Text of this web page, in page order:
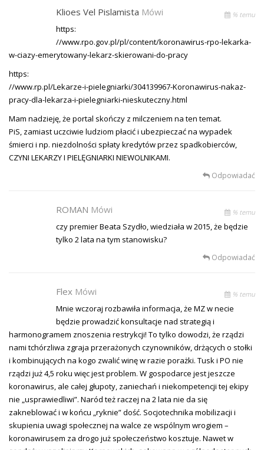
Klioes Vel Pislamista Mówi % temu
https:
//www.rpo.gov.pl/pl/content/koronawirus-rpo-lekarka-
w-ciazy-emerytowany-lekarz-skierowani-do-pracy
https:
//www.rp.pl/Lekarze-i-pielegniarki/304139967-Koronawirus-nakaz-
pracy-dla-lekarza-i-pielegniarki-nieskuteczny.html
Mam nadzieję, że portal skończy z milczeniem na ten temat.
PiS, zamiast uczciwie ludziom płacić i ubezpieczać na wypadek
śmierci i np. niezdolności spłaty kredytów przez spadkobierców,
CZYNI LEKARZY I PIELĘGNIARKI NIEWOLNIKAMI.
Odpowiadać
ROMAN Mówi % temu
czy premier Beata Szydło, wiedziała w 2015, że będzie
tylko 2 lata na tym stanowisku?
Odpowiadać
Flex Mówi % temu
Mnie wczoraj rozbawiła informacja, że MZ w necie
będzie prowadzić konsultacje nad strategią i
harmonogramem znoszenia restrykcji! To tylko dowodzi, że rządzi
nami tchórzliwa zgraja przerażonych czynowników, drżących o stołki
i kombinujących na kogo zwalić winę w razie porażki. Tusk i PO nie
rządzi już 4,5 roku więc jest problem. W gospodarce jest jeszcze
koronawirus, ale całej głupoty, zaniechań i niekompetencji tej ekipy
nie „usprawiedliwi”. Naród też raczej na 2 lata nie da się
zakneblować i w końcu „ryknie” dość. Socjotechnika mobilizacji i
skupienia uwagi społecznej na walce ze wspólnym wrogiem –
koronawirusem za drogo już społeczeństwo kosztuje. Nawet w